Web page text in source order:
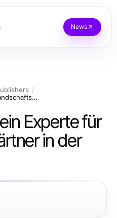
News
Meister-job: Dein Experte für Landschaftsgärtner in der Nähe
Experte für
in der